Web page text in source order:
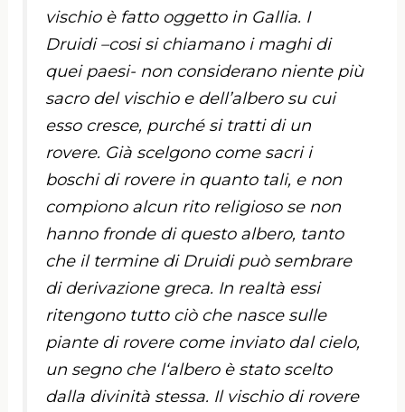
vischio è fatto oggetto in Gallia. I
Druidi –cosi si chiamano i maghi di
quei paesi- non considerano niente più
sacro del vischio e dell’albero su cui
esso cresce, purché si tratti di un
rovere. Già scelgono come sacri i
boschi di rovere in quanto tali, e non
compiono alcun rito religioso se non
hanno fronde di questo albero, tanto
che il termine di Druidi può sembrare
di derivazione greca. In realtà essi
ritengono tutto ciò che nasce sulle
piante di rovere come inviato dal cielo,
un segno che l‘albero è stato scelto
dalla divinità stessa. Il vischio di rovere